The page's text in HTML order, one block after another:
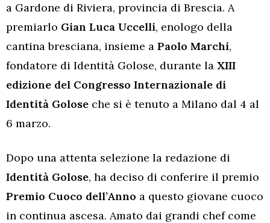
a Gardone di Riviera, provincia di Brescia. A
premiarlo Gian Luca Uccelli, enologo della
cantina bresciana, insieme a Paolo Marchi,
fondatore di Identità Golose, durante la XIII
edizione del Congresso Internazionale di
Identità Golose che si è tenuto a Milano dal 4 al
6 marzo.
Dopo una attenta selezione la redazione di
Identità Golose, ha deciso di conferire il premio
Premio Cuoco dell’Anno a questo giovane cuoco
in continua ascesa. Amato dai grandi chef come